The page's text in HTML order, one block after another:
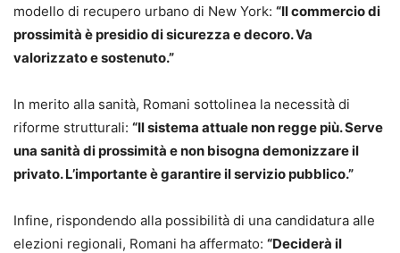
modello di recupero urbano di New York: “Il commercio di
prossimità è presidio di sicurezza e decoro. Va
valorizzato e sostenuto.”
In merito alla sanità, Romani sottolinea la necessità di
riforme strutturali: “Il sistema attuale non regge più. Serve
una sanità di prossimità e non bisogna demonizzare il
privato. L’importante è garantire il servizio pubblico.”
Infine, rispondendo alla possibilità di una candidatura alle
elezioni regionali, Romani ha affermato: “Deciderà il